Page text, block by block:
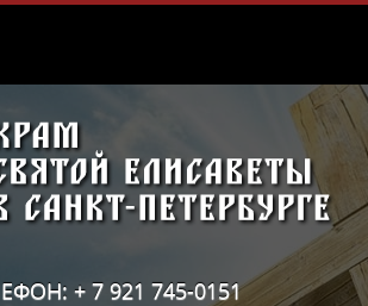
+ 7 921 745-0151